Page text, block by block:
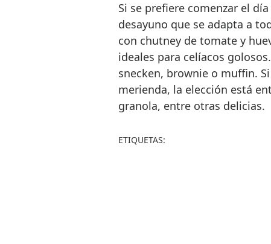
Si se prefiere comenzar el
desayuno que se adapta a
con chutney de tomate y
ideales para celíacos
snecken, brownie o muffin.
merienda, la elección está
granola, entre otras delicias.
ETIQUETAS: